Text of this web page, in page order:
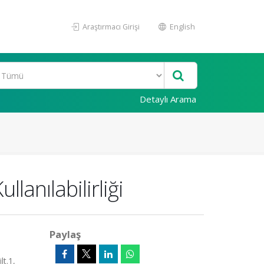
Araştırmacı Girişi English
Detaylı Arama
Paylaş